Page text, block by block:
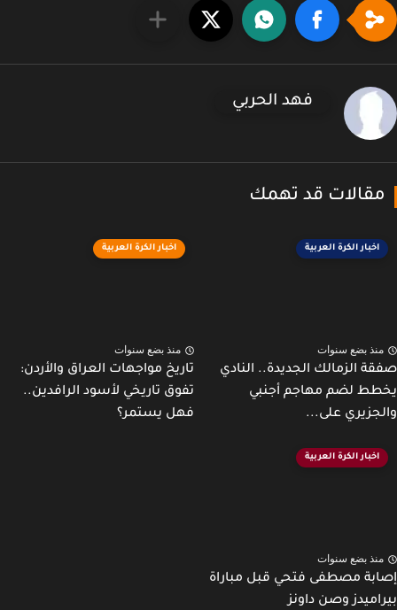
فهد الحربي
قد تهمك
اخبار الكرة العربية
بضع سنوات
الزمالك الجديدة.. النادي
لضم مهاجم أجنبي
على...
اخبار الكرة العربية
منذ بضع سنوات
تاريخ مواجهات العراق والأردن:
تفوق تاريخي لأسود الرافدين..
فهل يستمر؟
اخبار الكرة العربية
بضع سنوات
مصطفى فتحي قبل مباراة
وصن داونز